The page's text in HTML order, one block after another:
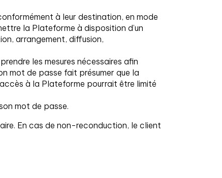
à leur destination, en mode
la Plateforme à disposition d’un
arrangement, diffusion,
les mesures nécessaires afin
mot de passe fait présumer que la
à la Plateforme pourrait être limité
mot de passe.
En cas de non-reconduction, le client